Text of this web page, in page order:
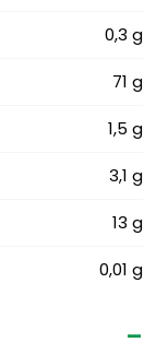
0,3 g
71 g
1,5 g
3,1 g
13 g
0,01 g